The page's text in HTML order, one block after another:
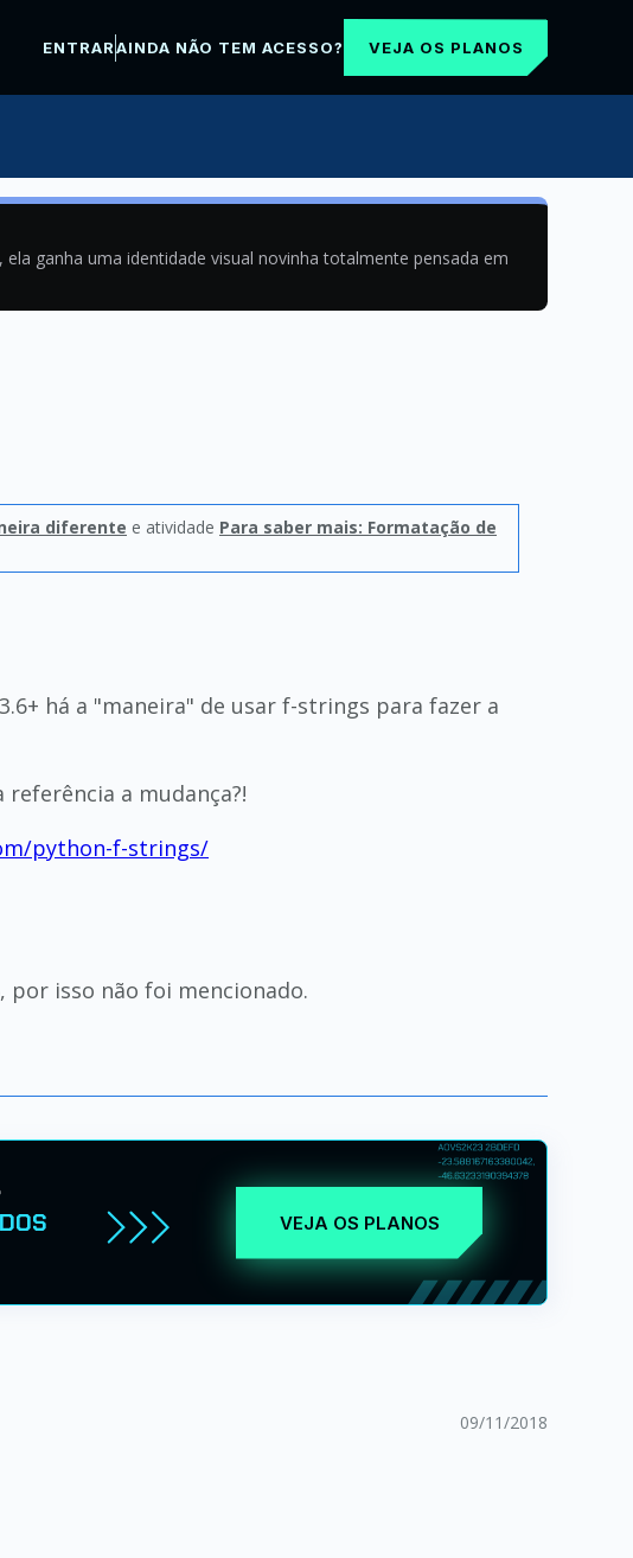
ENTRARAINDA NÃO TEM ACESSO? VEJA OS PLANOS
ganha uma identidade visual novinha totalmente pensada em
diferente e atividade Para saber mais: Formatação de
há a "maneira" de usar f-strings para fazer a
a mudança?!
python-f-strings/
por isso não foi mencionado.
VEJA OS PLANOS
09/11/2018